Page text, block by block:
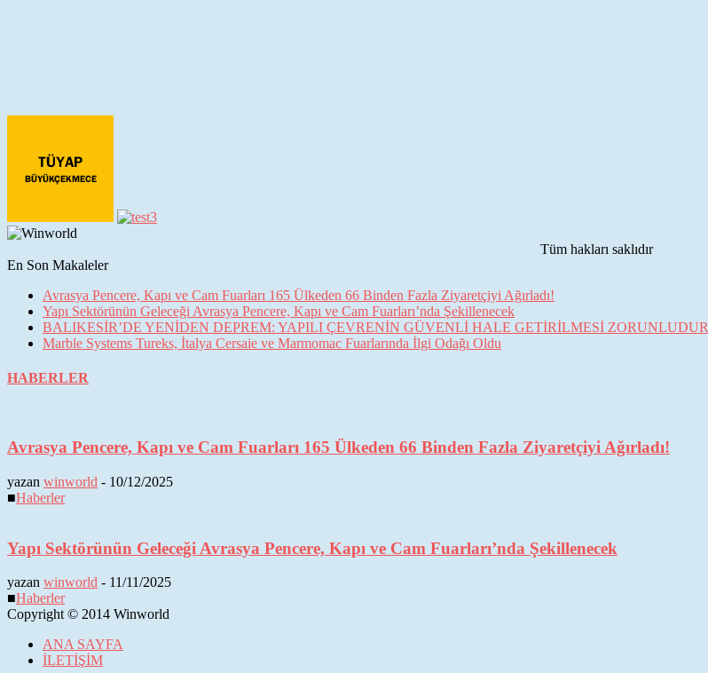
Tüm hakları saklıdır
En Son Makaleler
Avrasya Pencere, Kapı ve Cam Fuarları 165 Ülkeden 66 Binden Fazla Ziyaretçiyi Ağırladı!
Yapı Sektörünün Geleceği Avrasya Pencere, Kapı ve Cam Fuarları’nda Şekillenecek
BALIKESİR’DE YENİDEN DEPREM: YAPILI ÇEVRENİN GÜVENLİ HALE GETİRİLMESİ ZORUNLUDUR
Marble Systems Tureks, İtalya Cersaie ve Marmomac Fuarlarında İlgi Odağı Oldu
HABERLER
Avrasya Pencere, Kapı ve Cam Fuarları 165 Ülkeden 66 Binden Fazla Ziyaretçiyi Ağırladı!
yazan winworld - 10/12/2025
■Haberler
Yapı Sektörünün Geleceği Avrasya Pencere, Kapı ve Cam Fuarları’nda Şekillenecek
yazan winworld - 11/11/2025
■Haberler
Copyright © 2014 Winworld
ANA SAYFA
İLETİŞİM